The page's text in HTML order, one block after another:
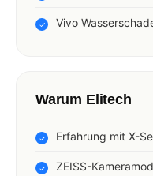
Vivo
Warum Elitech
Erfahrung mit X-
ZEISS-